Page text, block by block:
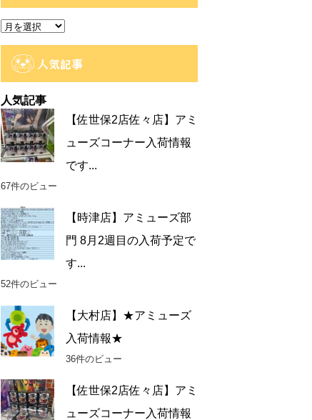
ア
人気記事
人気記事
【佐世保2店佐々店】アミ
ューズコーナー入荷情報
です...
67件のビュー
【時津店】アミューズ部
門 8月2週目の入荷予定で
す...
52件のビュー
【大村店】★アミューズ
入荷情報★
36件のビュー
【佐世保2店佐々店】アミ
ューズコーナー入荷情報